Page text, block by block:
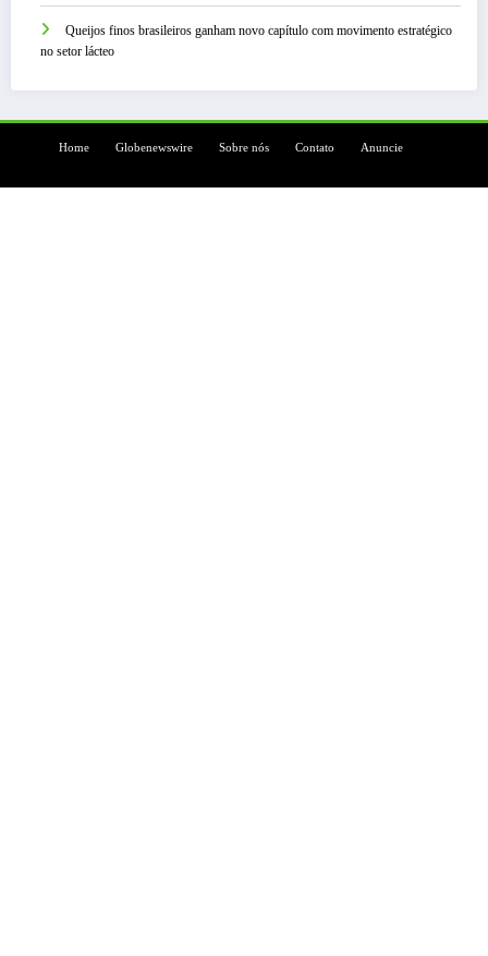
Queijos finos brasileiros ganham novo capítulo com movimento estratégico
no setor lácteo
Home Globenewswire Sobre nós Contato Anuncie